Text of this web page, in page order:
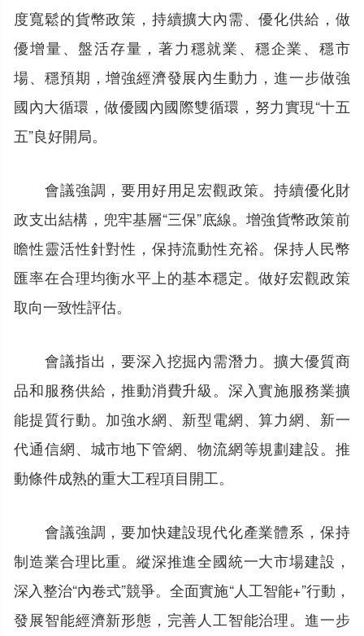
度寬鬆的貨幣政策，持續擴大內需、優化供給，做
優增量、盤活存量，著力穩就業、穩企業、穩市
場、穩預期，增強經濟發展內生動力，進一步做強
國內大循環，做優國內國際雙循環，努力實現“十五
五”良好開局。
會議強調，要用好用足宏觀政策。持續優化財
政支出結構，兜牢基層“三保”底線。增強貨幣政策前
瞻性靈活性針對性，保持流動性充裕。保持人民幣
匯率在合理均衡水平上的基本穩定。做好宏觀政策
取向一致性評估。
會議指出，要深入挖掘內需潛力。擴大優質商
品和服務供給，推動消費升級。深入實施服務業擴
能提質行動。加強水網、新型電網、算力網、新一
代通信網、城市地下管網、物流網等規劃建設。推
動條件成熟的重大工程項目開工。
會議強調，要加快建設現代化產業體系，保持
制造業合理比重。縱深推進全國統一大市場建設，
深入整治“內卷式”競爭。全面實施“人工智能+”行動，
發展智能經濟新形態，完善人工智能治理。進一步